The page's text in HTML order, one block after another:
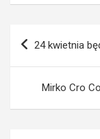
Nawigacja
24 kwietnia
Mirko Cro